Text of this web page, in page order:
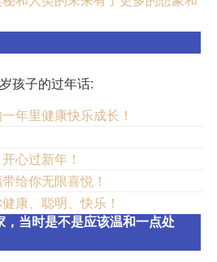
孩子的过年话:
年里健康快乐成长！
心过新年！
给你无限喜悦！
康、聪明、快乐！
当时是不是应该温和一点处